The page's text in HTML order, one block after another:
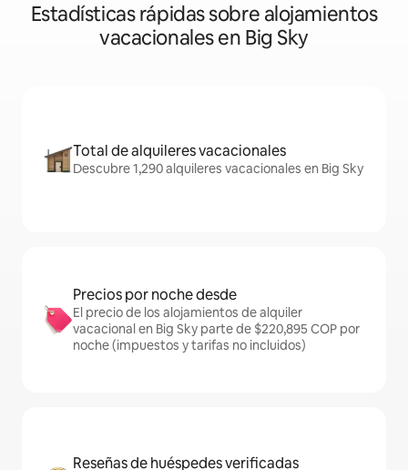
Estadísticas rápidas sobre alojamientos
vacacionales en Big Sky
Total de alquileres vacacionales
Descubre 1,290 alquileres vacacionales en Big Sky
Precios por noche desde
El precio de los alojamientos de alquiler
vacacional en Big Sky parte de $220,895 COP por
noche (impuestos y tarifas no incluidos)
Reseñas de huéspedes verificadas